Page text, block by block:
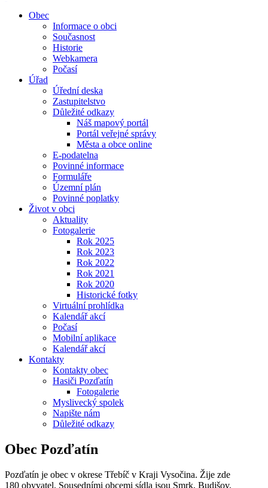
Obec
Informace o obci
Současnost
Historie
Webkamera
Počasí
Úřad
Úřední deska
Zastupitelstvo
Důležité odkazy
Náš mapový portál
Portál veřejné správy
Města a obce online
E-podatelna
Povinné informace
Formuláře
Územní plán
Povinné poplatky
Život v obci
Aktuality
Fotogalerie
Rok 2025
Rok 2023
Rok 2022
Rok 2021
Rok 2020
Historické fotky
Virtuální prohlídka
Kalendář akcí
Počasí
Mobilní aplikace
Kalendář akcí
Kontakty
Kontakty obec
Hasiči Pozďatín
Fotogalerie
Myslivecký spolek
Napište nám
Důležité odkazy
Obec Pozďatín
Pozďatín je obec v okrese Třebíč v Kraji Vysočina. Žije zde
180 obyvatel. Sousedními obcemi sídla jsou Smrk, Budišov,